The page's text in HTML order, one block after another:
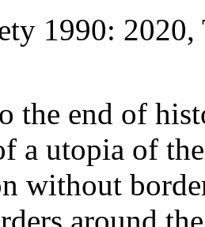
1990: 2020,
the end of
a utopia of
without